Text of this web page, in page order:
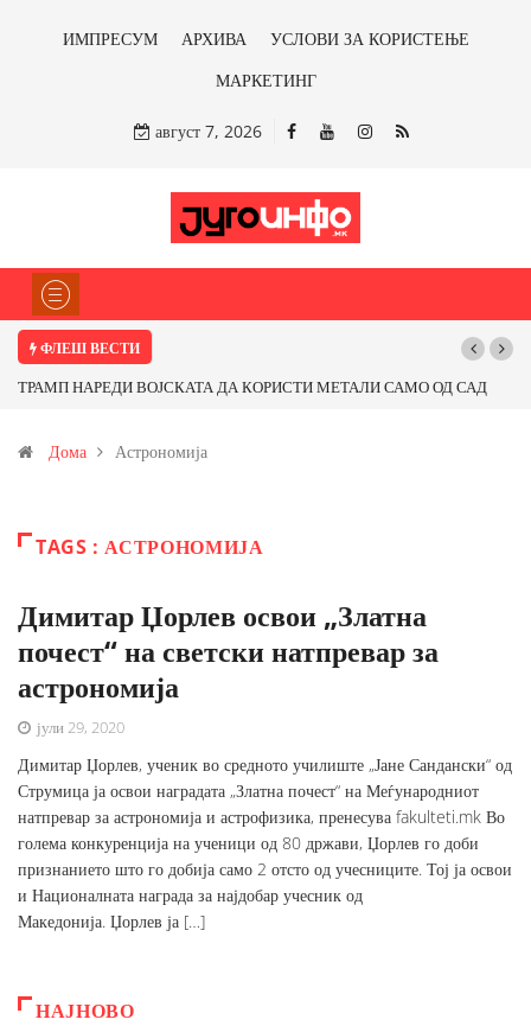
ИМПРЕСУМ АРХИВА
УСЛОВИ ЗА КОРИСТЕЊЕ
МАРКЕТИНГ
август 7, 2026
ФЛЕШ ВЕСТИ
ТРАМП НАРЕДИ ВОЈСКАТА ДА КОРИСТИ МЕТАЛИ САМО ОД САД
Иловица и со антимонот?
Дома Астрономија
TAGS : АСТРОНОМИЈА
Димитар Џорлев освои „Златна
почест“ на светски натпревар за
астрономија
јули 29, 2020
Димитар Џорлев, ученик во средното училиште „Јане Сандански“ од
Струмица ја освои наградата „Златна почест“ на Меѓународниот
натпревар за астрономија и астрофизика, пренесува fakulteti.mk Во
голема конкуренција на ученици од 80 држави, Џорлев го доби
признанието што го добија само 2 отсто од учесниците. Тој ја освои
и Националната награда за најдобар учесник од
Македонија. Џорлев ја […]
НАЈНОВО